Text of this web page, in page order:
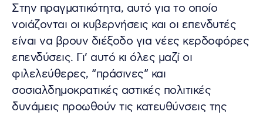
Στην πραγματικότητα, αυτό για το οποίο
νοιάζονται οι κυβερνήσεις και οι επενδυτές
είναι να βρουν διέξοδο για νέες κερδοφόρες
επενδύσεις. Γι’ αυτό κι όλες μαζί οι
φιλελεύθερες, “πράσινες” και
σοσιαλδημοκρατικές αστικές πολιτικές
δυνάμεις προωθούν τις κατευθύνσεις της